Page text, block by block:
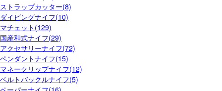
ストラップカッター(8)
ダイビングナイフ(10)
マチェット(129)
国産和式ナイフ(29)
アクセサリーナイフ(72)
ペンダントナイフ(15)
マネークリップナイフ(12)
ベルトバックルナイフ(5)